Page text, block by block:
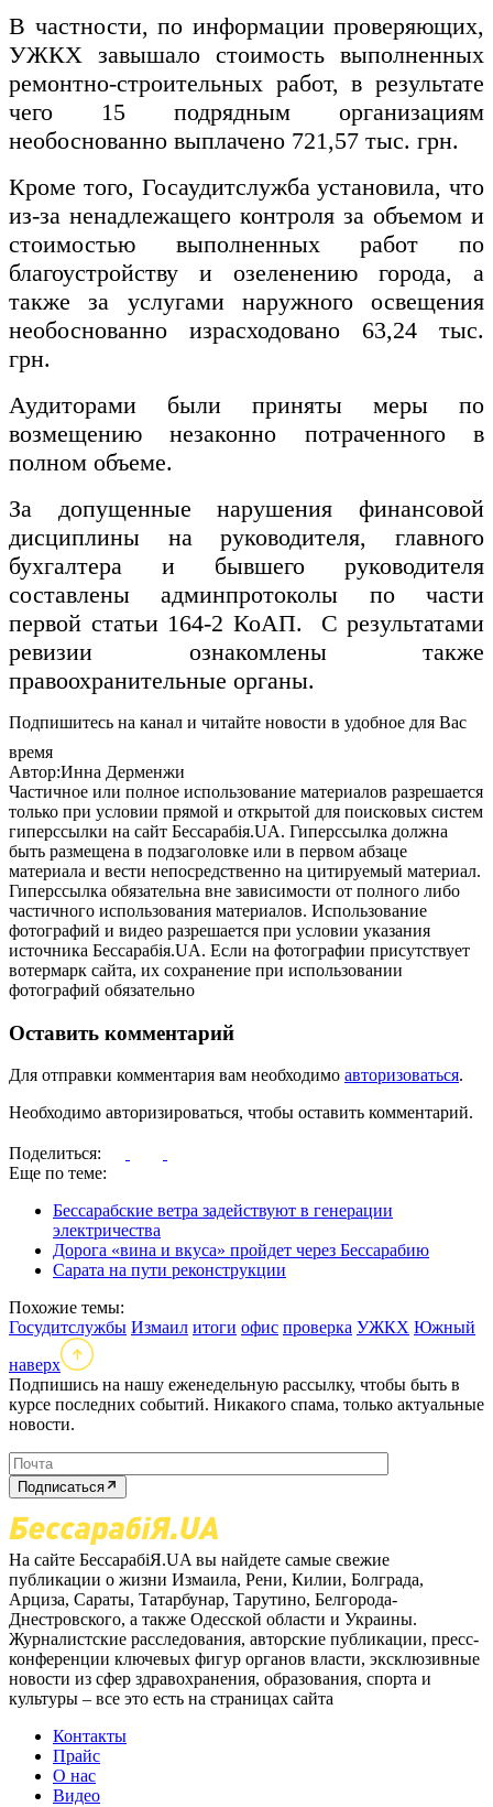
В частности, по информации проверяющих,
УЖКХ завышало стоимость выполненных
ремонтно-строительных работ, в результате
чего 15 подрядным организациям
необоснованно выплачено 721,57 тыс. грн.
Кроме того, Госаудитслужба установила, что
из-за ненадлежащего контроля за объемом и
стоимостью выполненных работ по
благоустройству и озеленению города, а
также за услугами наружного освещения
необоснованно израсходовано 63,24 тыс.
грн.
Аудиторами были приняты меры по
возмещению незаконно потраченного в
полном объеме.
За допущенные нарушения финансовой
дисциплины на руководителя, главного
бухгалтера и бывшего руководителя
составлены админпротоколы по части
первой статьи 164-2 КоАП. С результатами
ревизии ознакомлены также
правоохранительные органы.
Подпишитесь на канал и читайте новости в удобное для Вас
время
Автор:Инна Дерменжи
Частичное или полное использование материалов разрешается
только при условии прямой и открытой для поисковых систем
гиперссылки на сайт Бессарабія.UA. Гиперссылка должна
быть размещена в подзаголовке или в первом абзаце
материала и вести непосредственно на цитируемый материал.
Гиперссылка обязательна вне зависимости от полного либо
частичного использования материалов. Использование
фотографий и видео разрешается при условии указания
источника Бессарабія.UA. Если на фотографии присутствует
вотермарк сайта, их сохранение при использовании
фотографий обязательно
Оставить комментарий
Для отправки комментария вам необходимо авторизоваться.
Необходимо авторизироваться, чтобы оставить комментарий.
Поделиться:
Еще по теме:
Бессарабские ветра задействуют в генерации
электричества
Дорога «вина и вкуса» пройдет через Бессарабию
Сарата на пути реконструкции
Похожие темы:
Госудитслужбы Измаил итоги офис проверка УЖКХ Южный
наверх
Подпишись на нашу еженедельную рассылку, чтобы быть в
курсе последних событий. Никакого спама, только актуальные
новости.
Подписаться
На сайте БессарабіЯ.UA вы найдете самые свежие
публикации о жизни Измаила, Рени, Килии, Болграда,
Арциза, Сараты, Татарбунар, Тарутино, Белгорода-
Днестровского, а также Одесской области и Украины.
Журналистские расследования, авторские публикации, пресс-
конференции ключевых фигур органов власти, эксклюзивные
новости из сфер здравохранения, образования, спорта и
культуры – все это есть на страницах сайта
Контакты
Прайс
О нас
Видео